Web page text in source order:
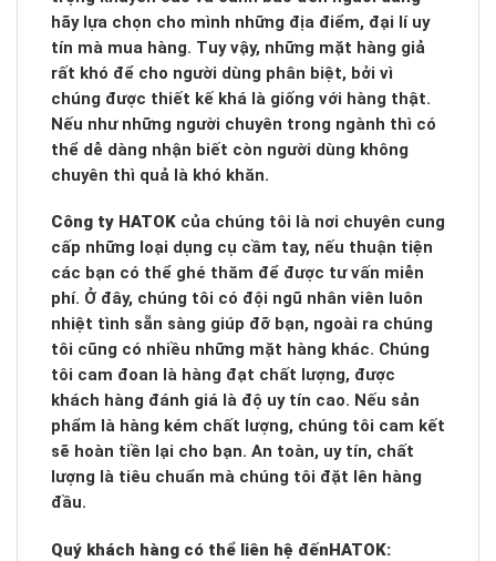
hãy lựa chọn cho mình những địa điểm, đại lí uy
tín mà mua hàng. Tuy vậy, những mặt hàng giả
rất khó để cho người dùng phân biệt, bởi vì
chúng được thiết kế khá là giống với hàng thật.
Nếu như những người chuyên trong ngành thì có
thể dễ dàng nhận biết còn người dùng không
chuyên thì quả là khó khăn.
Công ty HATOK của chúng tôi là nơi chuyên cung
cấp những loại dụng cụ cầm tay, nếu thuận tiện
các bạn có thể ghé thăm để được tư vấn miễn
phí. Ở đây, chúng tôi có đội ngũ nhân viên luôn
nhiệt tình sẵn sàng giúp đỡ bạn, ngoài ra chúng
tôi cũng có nhiều những mặt hàng khác. Chúng
tôi cam đoan là hàng đạt chất lượng, được
khách hàng đánh giá là độ uy tín cao. Nếu sản
phẩm là hàng kém chất lượng, chúng tôi cam kết
sẽ hoàn tiền lại cho bạn. An toàn, uy tín, chất
lượng là tiêu chuẩn mà chúng tôi đặt lên hàng
đầu.
Quý khách hàng có thể liên hệ đếnHATOK: